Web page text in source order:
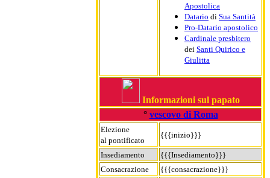
Apostolica
Datario di Sua Santità
Pro-Datario apostolico
Cardinale presbitero
dei Santi Quirico e
Giulitta
Informazioni sul papato
° vescovo di Roma
Elezione
al pontificato
{{{inizio}}}
Insediamento
{{{Insediamento}}}
Consacrazione
{{{consacrazione}}}